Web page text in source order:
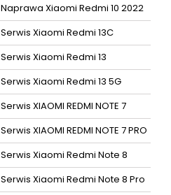
Naprawa Xiaomi Redmi 10 2022
Serwis Xiaomi Redmi 13C
Serwis Xiaomi Redmi 13
Serwis Xiaomi Redmi 13 5G
Serwis XIAOMI REDMI NOTE 7
Serwis XIAOMI REDMI NOTE 7 PRO
Serwis Xiaomi Redmi Note 8
Serwis Xiaomi Redmi Note 8 Pro